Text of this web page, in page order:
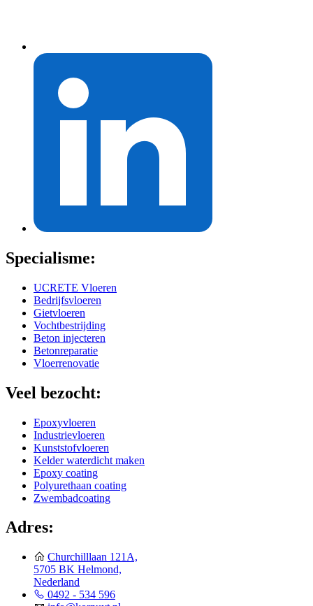
Specialisme:
UCRETE Vloeren
Bedrijfsvloeren
Gietvloeren
Vochtbestrijding
Beton injecteren
Betonreparatie
Vloerrenovatie
Veel bezocht:
Epoxyvloeren
Industrievloeren
Kunststofvloeren
Kelder waterdicht maken
Epoxy coating
Polyurethaan coating
Zwembadcoating
Adres:
Churchilllaan 121A,
5705 BK Helmond,
Nederland
0492 - 534 596